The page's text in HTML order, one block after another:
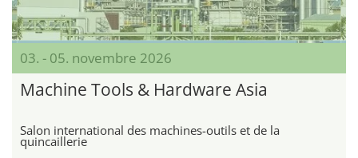
03. - 05. novembre 2026
Machine Tools & Hardware Asia
Salon international des machines-outils et de la
quincaillerie